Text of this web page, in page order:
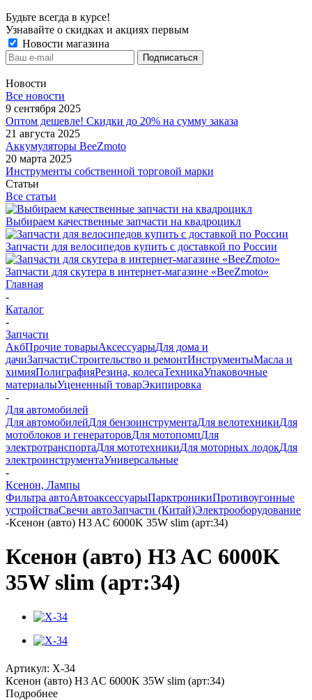
Будьте всегда в курсе!
Узнавайте о скидках и акциях первым
Новости магазина
Новости
Все новости
9 сентября 2025
Оптом дешевле! Скидки до 20% на сумму заказа
21 августа 2025
Аккумуляторы BeeZmoto
20 марта 2025
Инструменты собственной торговой марки
Статьи
Все статьи
Выбираем качественные запчасти на квадроцикл
Запчасти для велосипедов купить с доставкой по России
Запчасти для скутера в интернет-магазине «BeeZmoto»
Главная
-
Каталог
-
Запчасти
АкбПрочие товарыАксессуарыДля дома и
дачиЗапчастиСтроительство и ремонтИнструментыМасла и
химияПолиграфияРезина, колесаТехникаУпаковочные
материалыУцененный товарЭкипировка
-
Для автомобилей
Для автомобилейДля бензоинструментаДля велотехникиДля
мотоблоков и генераторовДля мотопомпДля
электротранспортаДля мототехникиДля моторных лодокДля
электроинструментаУниверсальные
-
Ксенон, Лампы
Фильтра автоАвтоаксессуарыПарктроникиПротивоугонные
устройстваСвечи автоЗапчасти (Китай)Электрооборудование
-Ксенон (авто) H3 AC 6000K 35W slim (арт:34)
Ксенон (авто) H3 AC 6000K
35W slim (арт:34)
Артикул: X-34
Ксенон (авто) H3 AC 6000K 35W slim (арт:34)
Подробнее